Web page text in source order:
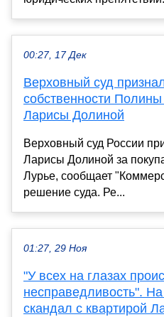
00:27, 17 Дек
Верховный суд
собственности
Ларисы Долиной
Верховный суд России
Ларисы Долиной за
Лурье, сообщает
решение суда. Ре...
01:27, 29 Ноя
"У всех на глазах
несправедливость".
скандал с квартирой